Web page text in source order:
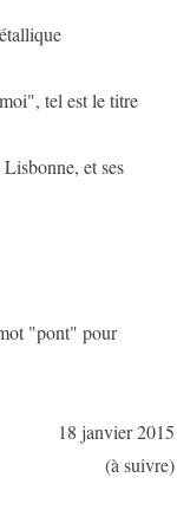
tel est le titre
et ses
"pont" pour
18 janvier 2015
(à suivre)